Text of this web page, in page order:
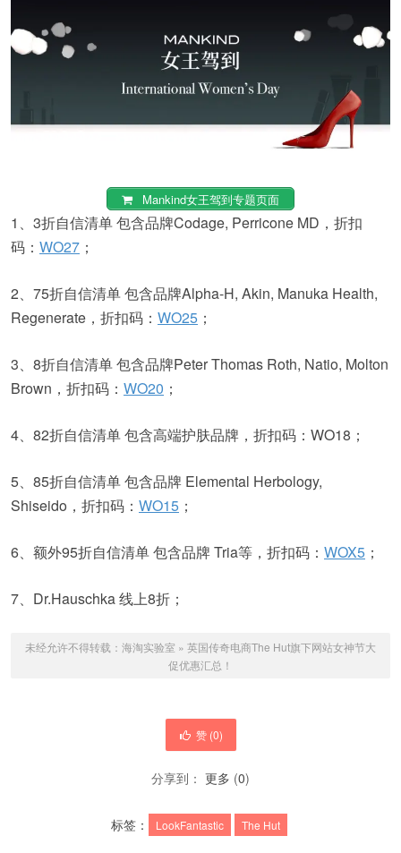
Mankind女王驾到专题页面
1、3折自信清单 包含品牌Codage, Perricone MD，折扣
码： WO27 ；
2、75折自信清单 包含品牌Alpha-H, Akin, Manuka Health,
Regenerate，折扣码： WO25 ；
3、8折自信清单 包含品牌Peter Thomas Roth, Natio, Molton
Brown，折扣码： WO20 ；
4、82折自信清单 包含高端护肤品牌，折扣码：WO18；
5、85折自信清单 包含品牌 Elemental Herbology,
Shiseido，折扣码： WO15 ；
6、额外95折自信清单 包含品牌 Tria等，折扣码： WOX5 ；
7、Dr.Hauschka 线上8折；
未经允许不得转载： 海淘实验室 » 英国传奇电商The Hut旗下网站女神节大
促优惠汇总！
赞 (0)
分享到： 更多 (0)
标签： LookFantastic The Hut